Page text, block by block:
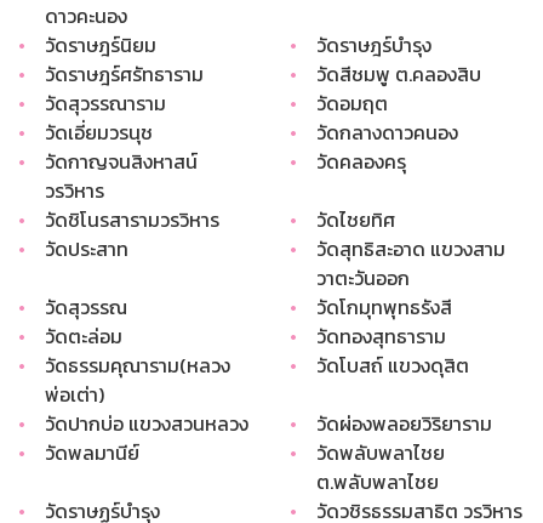
ดาวคะนอง
•
วัดราษฎร์นิยม •
วัดราษฎร์บำรุง
•
วัดราษฎร์ศรัทธาราม •
วัดสีชมพู ต.คลองสิบ
•
วัดสุวรรณาราม​ •
วัดอมฤต​
•
วัดเอี่ยมวรนุช​ •
วัดกลางดาวคนอง
•
วัดกาญจนสิงหาสน์
วรวิหาร
•
วัดคลองครุ
•
วัดชิโนรสารามวรวิหาร •
วัดไชยทิศ
•
วัดประสาท •
วัดสุทธิสะอาด แขวงสาม
วาตะวันออก
•
วัดสุวรรณ •
วัดโกมุทพุทธรังสี
•
วัดตะล่อม •
วัดทองสุทธาราม
•
วัดธรรมคุณาราม(หลวง
พ่อเต่า)
•
วัดโบสถ์ แขวงดุสิต
•
วัดปากบ่อ แขวงสวนหลวง •
วัดผ่องพลอยวิริยาราม
•
วัดพลมานีย์ •
วัดพลับพลาไชย
ต.พลับพลาไชย
•
วัดราษฏร์บำรุง • วัดวชิรธรรมสาธิต วรวิหาร